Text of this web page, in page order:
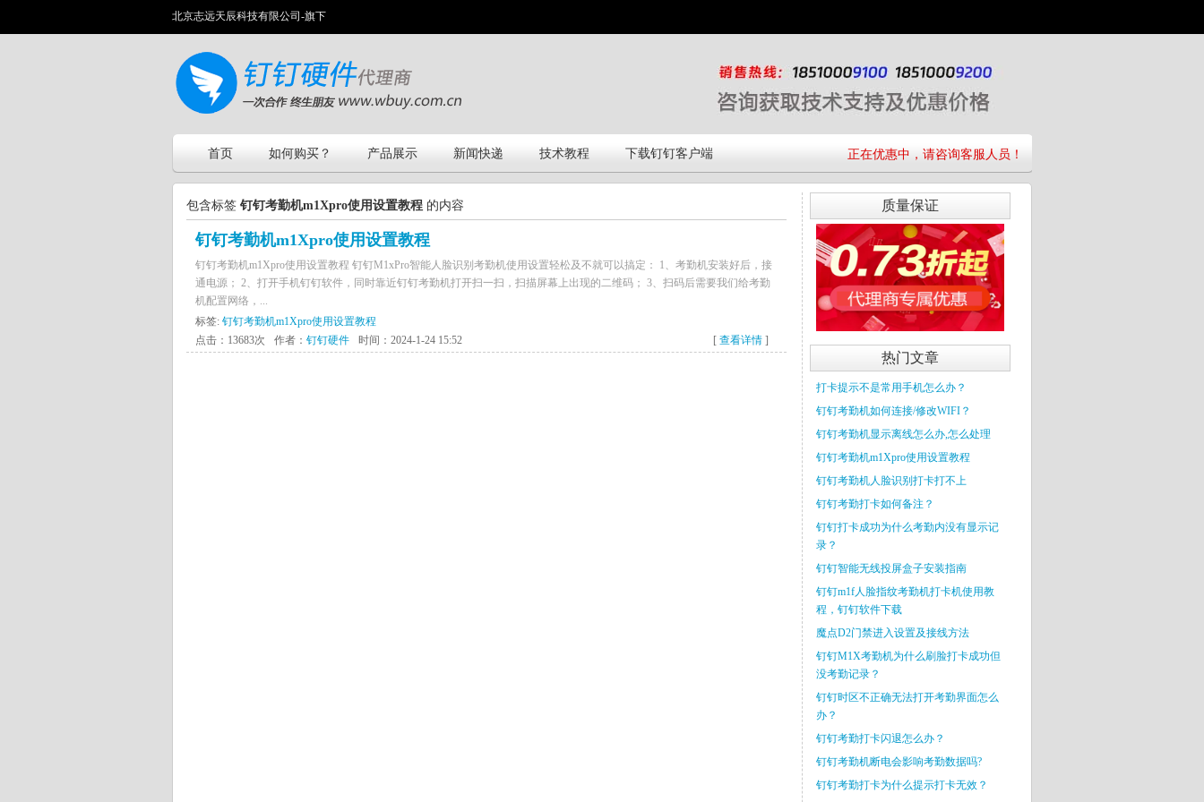
北京志远天辰科技有限公司-旗下
首页 如何购买？ 产品展示 新闻快递 技术教程 下载钉钉客户端 正在优惠中，请咨询客服人员！
包含标签 钉钉考勤机m1Xpro使用设置教程 的内容
钉钉考勤机m1Xpro使用设置教程
钉钉考勤机m1Xpro使用设置教程 钉钉M1xPro智能人脸识别考勤机使用设置轻松及不就可以搞定： 1、考勤机安装好后，接
通电源； 2、打开手机钉钉软件，同时靠近钉钉考勤机打开扫一扫，扫描屏幕上出现的二维码； 3、扫码后需要我们给考勤
机配置网络，...
标签: 钉钉考勤机m1Xpro使用设置教程
点击：13683次
作者： 钉钉硬件 时间：2024-1-24 15:52 [ 查看详情 ]
质量保证
热门文章
打卡提示不是常用手机怎么办？
钉钉考勤机如何连接/修改WIFI？
钉钉考勤机显示离线怎么办,怎么处理
钉钉考勤机m1Xpro使用设置教程
钉钉考勤机人脸识别打卡打不上
钉钉考勤打卡如何备注？
钉钉打卡成功为什么考勤内没有显示记
录？
钉钉智能无线投屏盒子安装指南
钉钉m1f人脸指纹考勤机打卡机使用教
程，钉钉软件下载
魔点D2门禁进入设置及接线方法
钉钉M1X考勤机为什么刷脸打卡成功但
没考勤记录？
钉钉时区不正确无法打开考勤界面怎么
办？
钉钉考勤打卡闪退怎么办？
钉钉考勤机断电会影响考勤数据吗?
钉钉考勤打卡为什么提示打卡无效？